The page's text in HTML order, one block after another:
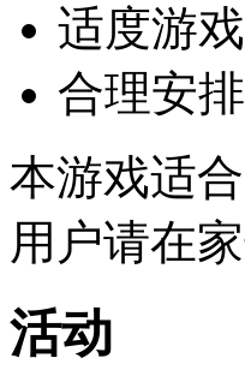
适度游
合理安
本游戏适
用户请在
活动